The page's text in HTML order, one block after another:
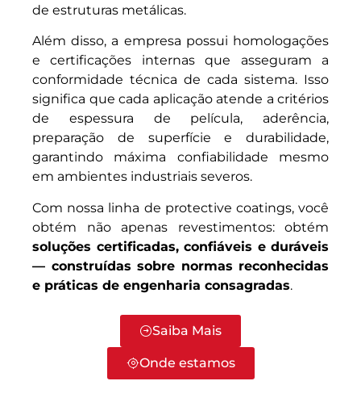
de estruturas metálicas.
Além disso, a empresa possui homologações
e certificações internas que asseguram a
conformidade técnica de cada sistema. Isso
significa que cada aplicação atende a critérios
de espessura de película, aderência,
preparação de superfície e durabilidade,
garantindo máxima confiabilidade mesmo
em ambientes industriais severos.
Com nossa linha de protective coatings, você
obtém não apenas revestimentos: obtém
soluções certificadas, confiáveis e duráveis
— construídas sobre normas reconhecidas
e práticas de engenharia consagradas.
Saiba Mais
Onde estamos